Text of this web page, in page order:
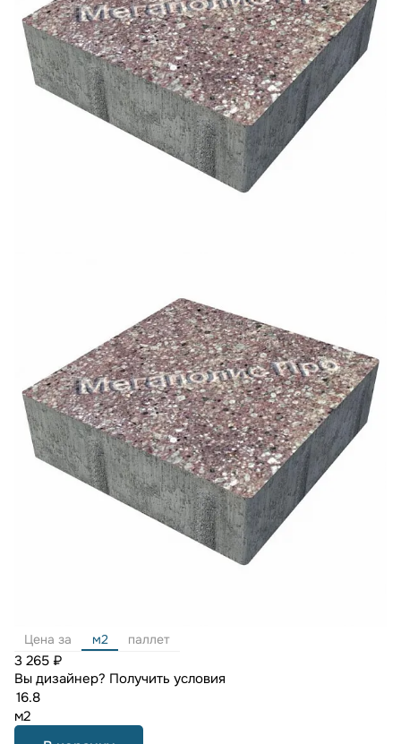
Цена за м2 паллет
3 265 ₽
Вы дизайнер? Получить условия
м2